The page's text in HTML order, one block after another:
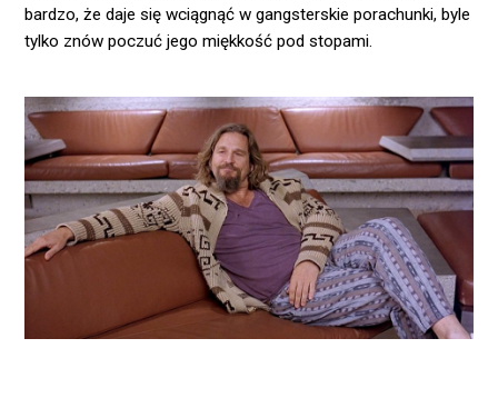
bardzo, że daje się wciągnąć w gangsterskie porachunki, byle
tylko znów poczuć jego miękkość pod stopami.